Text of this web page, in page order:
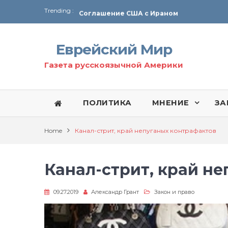
Trending :
Соглашение США с Ираном
Технология Революции в Иране
От Ирана до Ливана и Газы
Еврейский Мир
Газета русскоязычной Америки
ПОЛИТИКА МНЕНИЕ
Home Канал-стрит, край непуганых контрафактов
Канал-стрит, край
09.27.2019 Александр Грант Закон и право